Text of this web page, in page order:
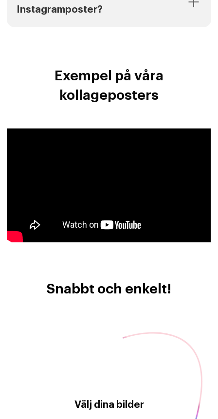
Instagramposter?
Exempel på våra
kollageposters
Snabbt och enkelt!
Välj dina bilder